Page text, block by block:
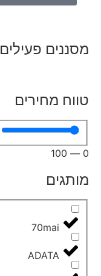
מסננים פעילים
טווח מחירים
0
—
100
מותגים
70mai
ADATA